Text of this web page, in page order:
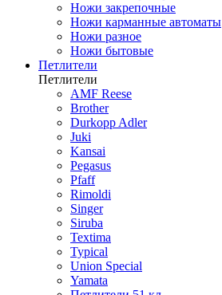
Ножи закрепочные
Ножи карманные автоматы
Ножи разное
Ножи бытовые
Петлители
Петлители
AMF Reese
Brother
Durkopp Adler
Juki
Kansai
Pegasus
Pfaff
Rimoldi
Singer
Siruba
Textima
Typical
Union Special
Yamata